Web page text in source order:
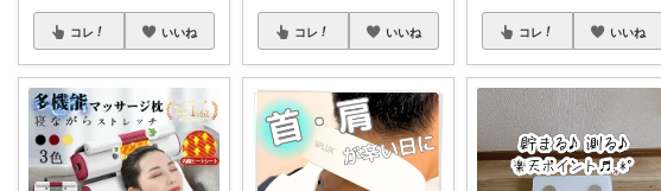
コレ いいね コレ いいね コレ いいね